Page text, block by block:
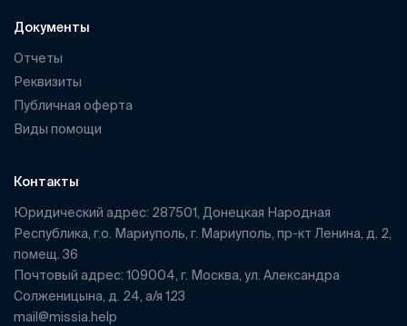
Документы
Отчеты
Реквизиты
Публичная оферта
Виды помощи
Контакты
Юридический адрес: 287501, Донецкая Народная
Республика, г.о. Мариуполь, г. Мариуполь, пр-кт Ленина, д. 2,
помещ. 36
Почтовый адрес: 109004, г. Москва, ул. Александра
Солженицына, д. 24, а/я 123
mail@missia.help